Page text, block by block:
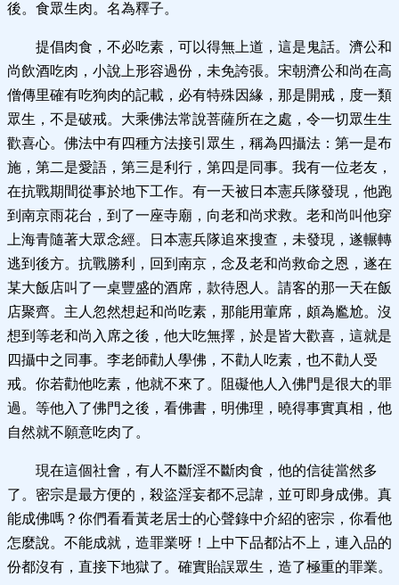
後。食眾生肉。名為釋子。
提倡肉食，不必吃素，可以得無上道，這是鬼話。濟公和
尚飲酒吃肉，小說上形容過份，未免誇張。宋朝濟公和尚在高
僧傳里確有吃狗肉的記載，必有特殊因緣，那是開戒，度一類
眾生，不是破戒。大乘佛法常說菩薩所在之處，令一切眾生生
歡喜心。佛法中有四種方法接引眾生，稱為四攝法：第一是布
施，第二是愛語，第三是利行，第四是同事。我有一位老友，
在抗戰期間從事於地下工作。有一天被日本憲兵隊發現，他跑
到南京雨花台，到了一座寺廟，向老和尚求救。老和尚叫他穿
上海青隨著大眾念經。日本憲兵隊追來搜查，未發現，遂輾轉
逃到後方。抗戰勝利，回到南京，念及老和尚救命之恩，遂在
某大飯店叫了一桌豐盛的酒席，款待恩人。請客的那一天在飯
店聚齊。主人忽然想起和尚吃素，那能用葷席，頗為尷尬。沒
想到等老和尚入席之後，他大吃無擇，於是皆大歡喜，這就是
四攝中之同事。李老師勸人學佛，不勸人吃素，也不勸人受
戒。你若勸他吃素，他就不來了。阻礙他人入佛門是很大的罪
過。等他入了佛門之後，看佛書，明佛理，曉得事實真相，他
自然就不願意吃肉了。
現在這個社會，有人不斷淫不斷肉食，他的信徒當然多
了。密宗是最方便的，殺盜淫妄都不忌諱，並可即身成佛。真
能成佛嗎？你們看看黃老居士的心聲錄中介紹的密宗，你看他
怎麼說。不能成就，造罪業呀！上中下品都沾不上，連入品的
份都沒有，直接下地獄了。確實貽誤眾生，造了極重的罪業。